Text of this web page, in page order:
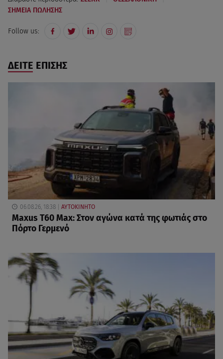
ΣΗΜΕΙΑ ΠΩΛΗΣΗΣ
Follow us:
ΔΕΙΤΕ ΕΠΙΣΗΣ
06.08.26, 18:38 ΑΥΤΟΚΙΝΗΤΟ
Maxus T60 Max: Στον αγώνα κατά της φωτιάς στο
Πόρτο Γερμενό